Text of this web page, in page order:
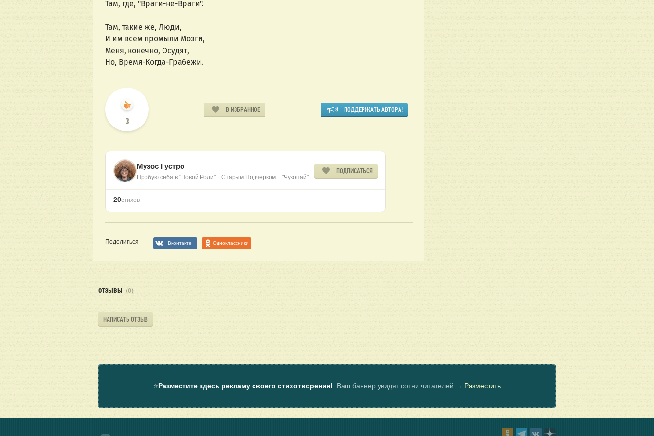
Там, где, "Враги-не-Враги".
Там, такие же, Люди,
И им всем промыли Мозги,
Меня, конечно, Осудят,
Но, Время-Когда-Грабежи.
3
В ИЗБРАННОЕ ПОДДЕРЖАТЬ АВТОРА!
Музос Густро
Пробую себя в "Новой Роли"... Старым Подчерком... "Чукопай"....
ПОДПИСАТЬСЯ
20стихов
Поделиться Вконтакте Одноклассники
ОТЗЫВЫ (0)
НАПИСАТЬ ОТЗЫВ
⭐Разместите здесь рекламу своего стихотворения! Ваш баннер увидят сотни читателей → Разместить